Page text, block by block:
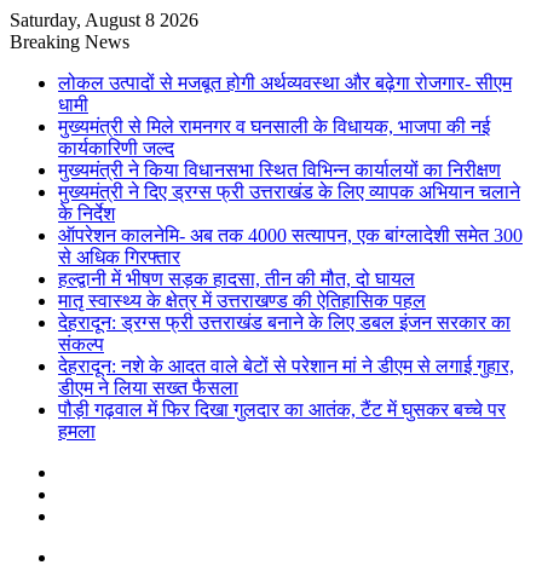
Saturday, August 8 2026
Breaking News
लोकल उत्पादों से मजबूत होगी अर्थव्यवस्था और बढ़ेगा रोजगार- सीएम
धामी
मुख्यमंत्री से मिले रामनगर व घनसाली के विधायक, भाजपा की नई
कार्यकारिणी जल्द
मुख्यमंत्री ने किया विधानसभा स्थित विभिन्न कार्यालयों का निरीक्षण
मुख्यमंत्री ने दिए ड्रग्स फ्री उत्तराखंड के लिए व्यापक अभियान चलाने
के निर्देश
ऑपरेशन कालनेमि- अब तक 4000 सत्यापन, एक बांग्लादेशी समेत 300
से अधिक गिरफ्तार
हल्द्वानी में भीषण सड़क हादसा, तीन की मौत, दो घायल
मातृ स्वास्थ्य के क्षेत्र में उत्तराखण्ड की ऐतिहासिक पहल
देहरादून: ड्रग्स फ्री उत्तराखंड बनाने के लिए डबल इंजन सरकार का
संकल्प
देहरादून: नशे के आदत वाले बेटों से परेशान मां ने डीएम से लगाई गुहार,
डीएम ने लिया सख्त फैसला
पौड़ी गढ़वाल में फिर दिखा गुलदार का आतंक, टैंट में घुसकर बच्चे पर
हमला